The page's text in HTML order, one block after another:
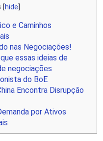
[hide
e Caminhos
nas Negociações!
essas ideias de
negociações
do BoE
Encontra Disrupção
por Ativos